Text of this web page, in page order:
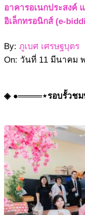
อาคารอเนกประสงค์
อิเล็กทรอนิกส์ (e-
By: ภูเบศ เศรษฐบุตร
On: วันที่ 11 มีนาคม
◈ ●════⋆รอบรั้วช